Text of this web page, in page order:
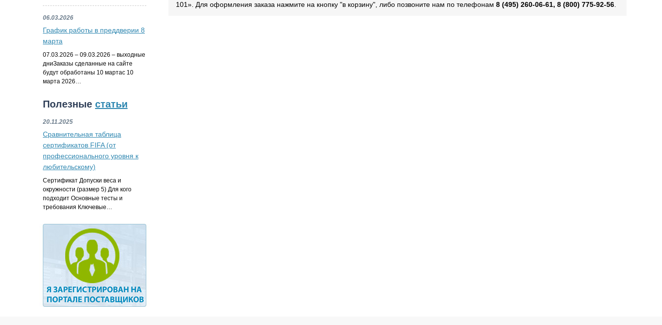
06.03.2026
График работы в преддверии 8
марта
07.03.2026 – 09.03.2026 – выходные
дниЗаказы сделанные на сайте
будут обработаны 10 мартас 10
марта 2026…
Полезные статьи
20.11.2025
Сравнительная таблица
сертификатов FIFA (от
профессионального уровня к
любительскому)
Сертификат Допуски веса и
окружности (размер 5) Для кого
подходит Основные тесты и
требования Ключевые…
101». Для оформления заказа нажмите на кнопку "в корзину", либо позвоните нам по телефонам 8 (495) 260-06-61, 8 (800) 775-92-56.